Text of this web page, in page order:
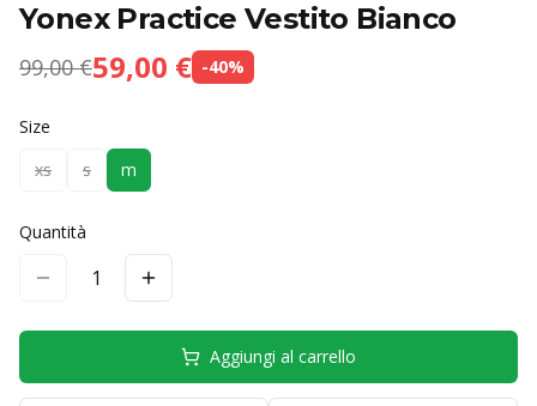
Yonex Practice Vestito Bianco
99,00 €59,00 € -40%
Size
xs
s m
Quantità
1
Aggiungi al carrello